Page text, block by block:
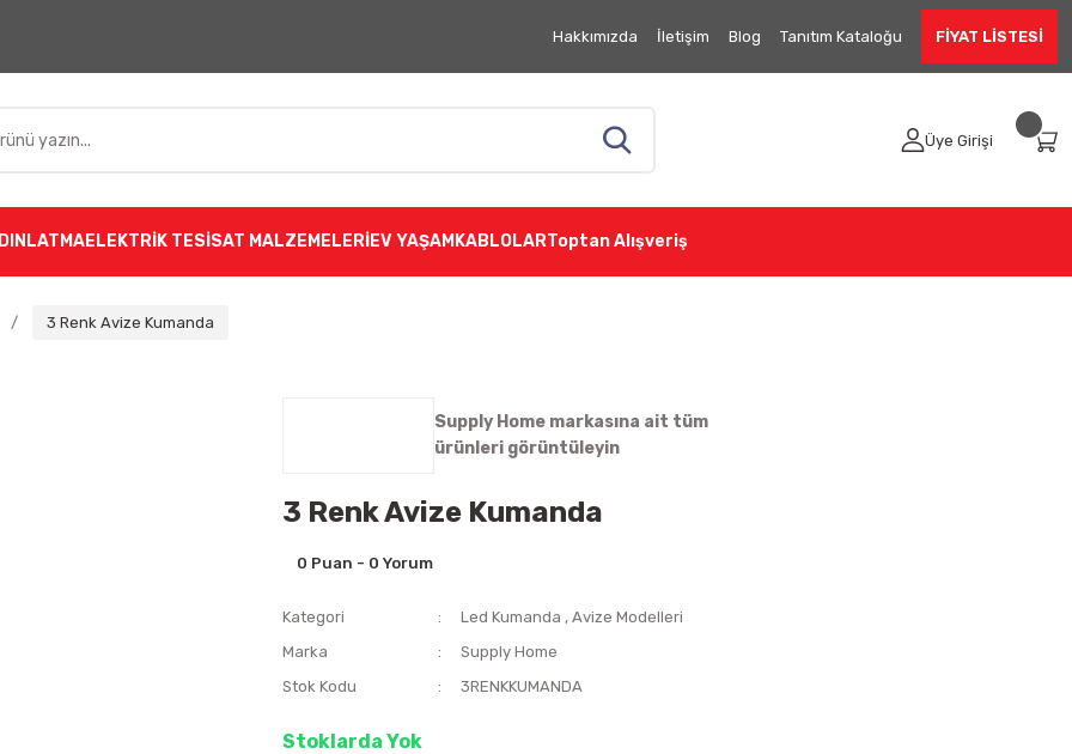
Hakkımızda İletişim Blog Tanıtım Kataloğu FİYAT LİSTESİ
Üye Girişi
ELEKTRİK TESİSAT MALZEMELERİEV YAŞAM KABLOLARToptan Alışveriş
3 Renk Avize Kumanda
Supply Home markasına ait tüm
ürünleri görüntüleyin
3 Renk Avize Kumanda
0 Puan - 0 Yorum
Kategori Led Kumanda , Avize Modelleri
Marka
Supply Home
Stok Kodu
3RENKKUMANDA
Stoklarda Yok